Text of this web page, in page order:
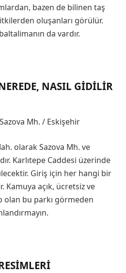
bazen de bilinen taş
oluşanları görülür.
da vardır.
NASIL GIDILIR
Mh. / Eskişehir
olarak Sazova Mh. ve
Karlıtepe Caddesi üzerinde
Giriş için her hangi bir
açık, ücretsiz ve
olan bu parkı görmeden